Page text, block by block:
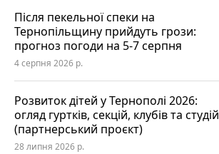
Після пекельної спеки на
Тернопільщину прийдуть грози:
прогноз погоди на 5-7 серпня
4 серпня 2026 р.
Розвиток дітей у Тернополі 2026:
огляд гуртків, секцій, клубів та студій
(партнерський проєкт)
28 липня 2026 р.